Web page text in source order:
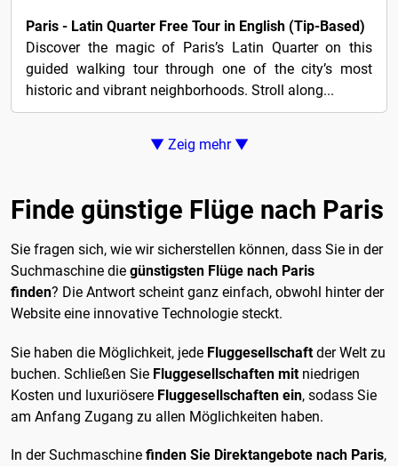
Paris - Latin Quarter Free Tour in English (Tip-Based)
Discover the magic of Paris’s Latin Quarter on this
guided walking tour through one of the city’s most
historic and vibrant neighborhoods. Stroll along...
▼ Zeig mehr ▼
Finde günstige Flüge nach Paris
Sie fragen sich, wie wir sicherstellen können, dass Sie in der
Suchmaschine die günstigsten Flüge nach Paris
finden? Die Antwort scheint ganz einfach, obwohl hinter der
Website eine innovative Technologie steckt.
Sie haben die Möglichkeit, jede Fluggesellschaftder Welt zu
buchen. Schließen Sie Fluggesellschaften mitniedrigen
Kosten und luxuriösere Fluggesellschaften ein, sodass Sie
am Anfang Zugang zu allen Möglichkeiten haben.
In der Suchmaschine finden Sie Direktangebote nach Paris,